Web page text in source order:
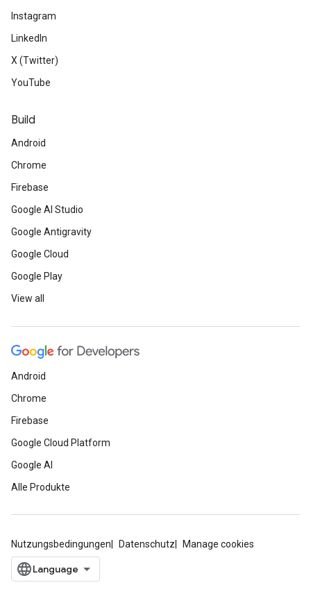
Instagram
LinkedIn
X (Twitter)
YouTube
Build
Android
Chrome
Firebase
Google AI Studio
Google Antigravity
Google Cloud
Google Play
View all
Android
Chrome
Firebase
Google Cloud Platform
Google AI
Alle Produkte
Nutzungsbedingungen Datenschutz Manage cookies